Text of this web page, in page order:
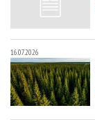
16.07.2026